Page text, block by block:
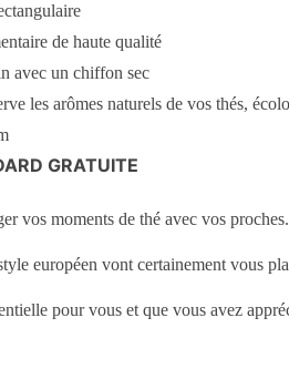
de haute qualité
avec un chiffon sec
les arômes naturels de vos thés,
GRATUITE
vos moments de thé avec vos
européen vont certainement vous
pour vous et que vous avez